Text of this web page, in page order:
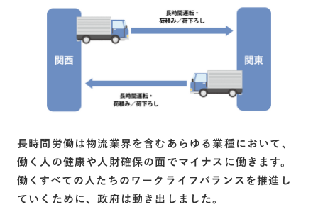
長時間労働は物流業界を含むあらゆる業種において、
働く人の健康や人財確保の面でマイナスに働きます。
働くすべての人たちのワークライフバランスを推進し
ていくために、政府は動き出しました。